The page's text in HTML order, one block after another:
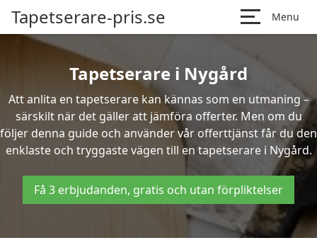
Tapetserare-pris.se Menu
Tapetserare i Nygård
Att anlita en tapetserare kan kännas som en utmaning –
särskilt när det gäller att jämföra offerter. Men om du
följer denna guide och använder vår offerttjänst får du den
enklaste och tryggaste vägen till en tapetserare i Nygård.
Få 3 erbjudanden, gratis och utan förpliktelser